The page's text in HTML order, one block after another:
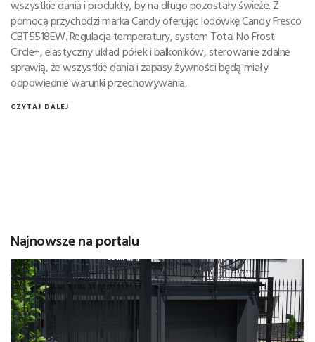
wszystkie dania i produkty, by na długo pozostały świeże. Z
pomocą przychodzi marka Candy oferując lodówkę Candy Fresco
CBT5518EW. Regulacja temperatury, system Total No Frost
Circle+, elastyczny układ półek i balkoników, sterowanie zdalne
sprawią, że wszystkie dania i zapasy żywności będą miały
odpowiednie warunki przechowywania.
CZYTAJ DALEJ
Najnowsze na portalu